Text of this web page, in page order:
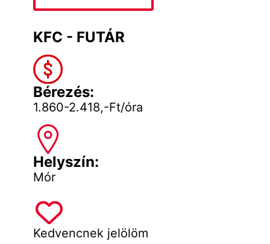
KFC - FUTÁR
Bérezés:
1.860-2.418,-Ft/óra
Helyszín:
Mór
Kedvencnek jelölöm